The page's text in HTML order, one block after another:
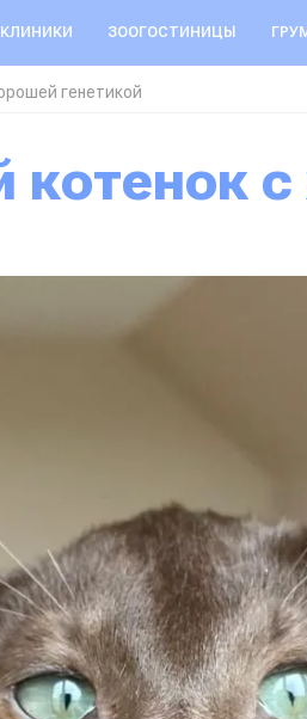
ЗООГОСТИНИЦЫ
генетикой
котенок